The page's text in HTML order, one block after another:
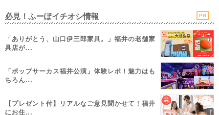
必見！ふーぽイチオシ情報 PR
「ありがとう、山口伊三郎家具。」福井の老舗家
具店が...
「ポップサーカス福井公演」体験レポ！魅力はも
ちろん...
【プレゼント付】リアルなご意見聞かせて！福井
にお住...